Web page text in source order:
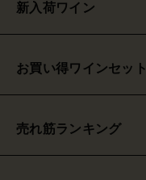
新入荷ワイン
お買い得ワインセット
売れ筋ランキング